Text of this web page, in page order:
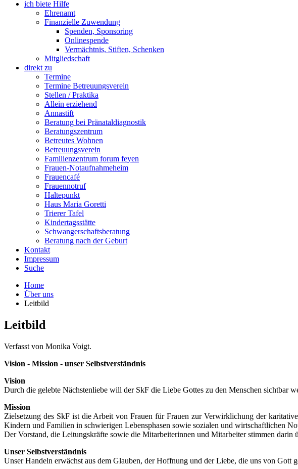
ich biete Hilfe
Ehrenamt
Finanzielle Zuwendung
Spenden, Sponsoring
Onlinespende
Vermächtnis, Stiften, Schenken
Mitgliedschaft
direkt zu
Termine
Termine Betreuungsverein
Stellen / Praktika
Allein erziehend
Annastift
Beratung bei Pränataldiagnostik
Beratungszentrum
Betreutes Wohnen
Betreuungsverein
Familienzentrum forum feyen
Frauen-Notaufnahmeheim
Frauencafé
Frauennotruf
Haltepunkt
Haus Maria Goretti
Trierer Tafel
Kindertagsstätte
Schwangerschaftsberatung
Beratung nach der Geburt
Kontakt
Impressum
Suche
Home
Über uns
Leitbild
Leitbild
Verfasst von Monika Voigt.
Vision - Mission - unser Selbstverständnis
Vision
Durch die gelebte Nächstenliebe will der SkF die Liebe Gottes zu den Menschen sichtbar
Mission
Zielsetzung des SkF ist die Arbeit von Frauen für Frauen zur Verwirklichung der
Kindern und Familien in schwierigen Lebensphasen sowie sozialen und wirtschaftlichen
Der Vorstand, die Leitungskräfte sowie die Mitarbeiterinnen und Mitarbeiter stimmen darin
Unser Selbstverständnis
Unser Handeln erwächst aus dem Glauben, der Hoffnung und der Liebe, die uns von